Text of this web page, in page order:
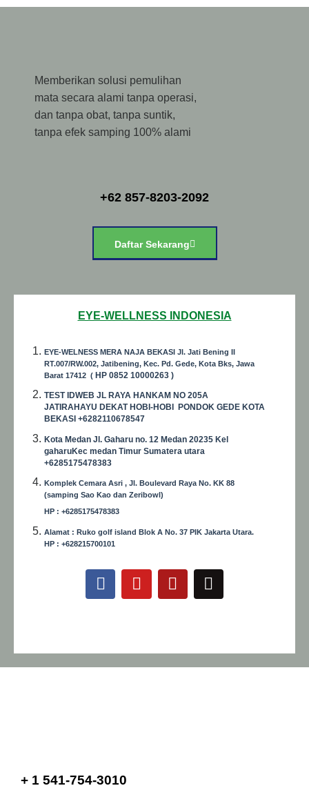
Memberikan solusi pemulihan
mata secara alami tanpa operasi,
dan tanpa obat, tanpa suntik,
tanpa efek samping 100% alami
+62 857-8203-2092
Daftar Sekarang
EYE-WELLNESS INDONESIA
EYE-WELNESS MERA NAJA BEKASI Jl. Jati Bening II
RT.007/RW.002, Jatibening, Kec. Pd. Gede, Kota Bks, Jawa
Barat 17412 ( HP 0852 10000263 )
TEST IDWEB JL RAYA HANKAM NO 205A
JATIRAHAYU DEKAT HOBI-HOBI PONDOK GEDE KOTA
BEKASI +6282110678547
Kota Medan Jl. Gaharu no. 12 Medan 20235 Kel
gaharuKec medan Timur Sumatera utara
+6285175478383
Komplek Cemara Asri , Jl. Boulevard Raya No. KK 88
(samping Sao Kao dan Zeribowl)
HP : +6285175478383
Alamat : Ruko golf island Blok A No. 37 PIK Jakarta Utara.
HP : +628215700101
+ 1 541-754-3010